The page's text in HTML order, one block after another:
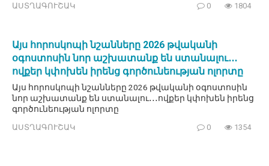
ԱՍՏՂԱԳՈՒՇԱԿ 0 1804
Այս հորոսկոպի նշանները 2026 թվականի
օգոստոսին նոր աշխատանք են ստանալու․․․
ովքեր կփոխեն իրենց գործունեության ոլորտը
Այս հորոսկոպի նշանները 2026 թվականի օգոստոսին
նոր աշխատանք են ստանալու․․․ովքեր կփոխեն իրենց
գործունեության ոլորտը
ԱՍՏՂԱԳՈՒՇԱԿ 0 1354